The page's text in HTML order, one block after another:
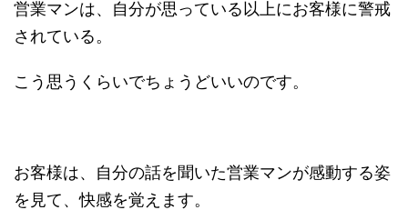
営業マンは、自分が思っている以上にお客様に警戒
されている。
こう思うくらいでちょうどいいのです。
お客様は、自分の話を聞いた営業マンが感動する姿
を見て、快感を覚えます。